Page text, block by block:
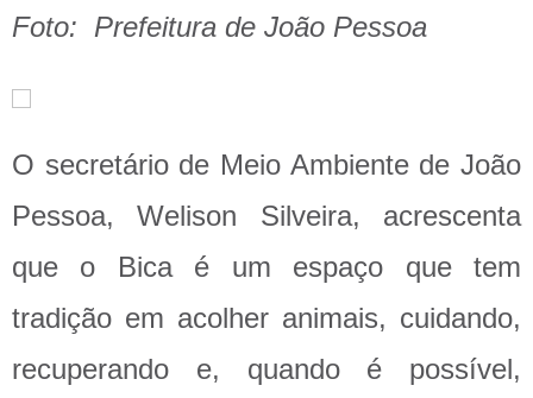
Foto: Prefeitura de João Pessoa
O secretário de Meio Ambiente de João
Pessoa, Welison Silveira, acrescenta
que o Bica é um espaço que tem
tradição em acolher animais, cuidando,
recuperando e, quando é possível,